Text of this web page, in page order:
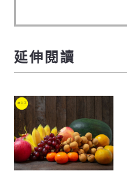
延伸閱讀